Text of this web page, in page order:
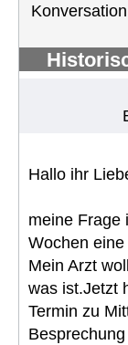
Hallo ihr
meine Frage
Wochen
Mein Arzt
was ist.Jetzt
Termin zu